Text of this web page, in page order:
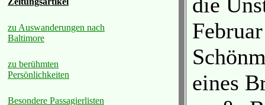
zu Auswanderungen nach
Baltimore
zu berühmten
Persönlichkeiten
Besondere Passagierlisten
eines